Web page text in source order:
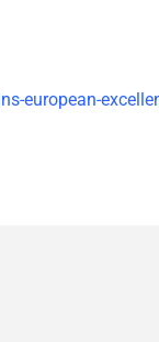
european-